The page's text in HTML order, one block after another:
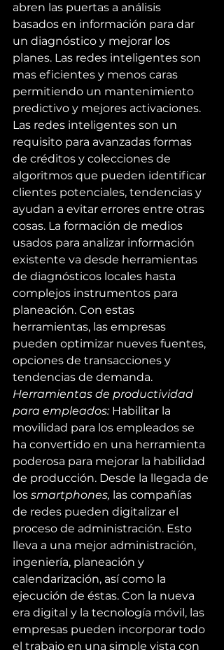
abren las puertas a análisis
basados en información para dar
un diagnóstico y mejorar los
planes. Las redes inteligentes son
mas eficientes y menos caras
permitiendo un mantenimiento
predictivo y mejores activaciones.
Las redes inteligentes son un
requisito para avanzadas formas
de créditos y colecciones de
algoritmos que pueden identificar
clientes potenciales, tendencias y
ayudan a evitar errores entre otras
cosas. La formación de medios
usados para analizar información
existente va desde herramientas
de diagnósticos locales hasta
complejos instrumentos para
planeación. Con estas
herramientas, las empresas
pueden optimizar nueves fuentes,
opciones de transacciones y
tendencias de demanda.
Herramientas de productividad
para empleados: Habilitar la
movilidad para los empleados se
ha convertido en una herramienta
poderosa para mejorar la habilidad
de producción. Desde la llegada de
los smartphones, las compañías
de redes pueden digitalizar el
proceso de administración. Esto
lleva a una mejor administración,
ingeniería, planeación y
calendarización, así como la
ejecución de éstas. Con la nueva
era digital y la tecnología móvil, las
empresas pueden incorporar todo
el trabajo en una simple vista con